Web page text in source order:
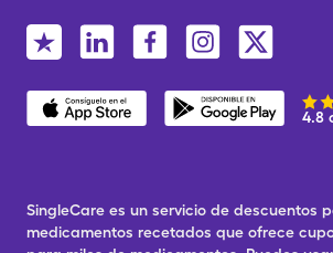
4.8
SingleCare es un servicio de descuentos
medicamentos recetados que ofrece